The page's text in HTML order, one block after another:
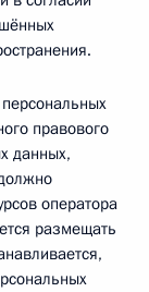
персональных
правового
данных,
оператора
размещать